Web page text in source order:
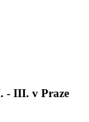
- III. v Praze